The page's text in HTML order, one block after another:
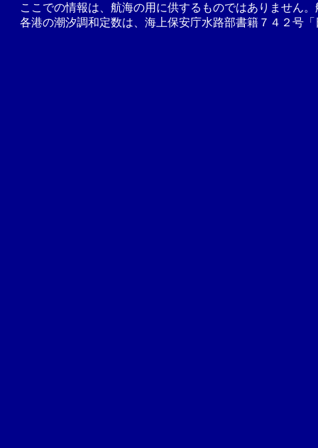
ここでの情報は、航海の用に供するものではありません
各港の潮汐調和定数は、海上保安庁水路部書籍７４２号